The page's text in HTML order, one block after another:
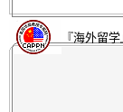
『海外留